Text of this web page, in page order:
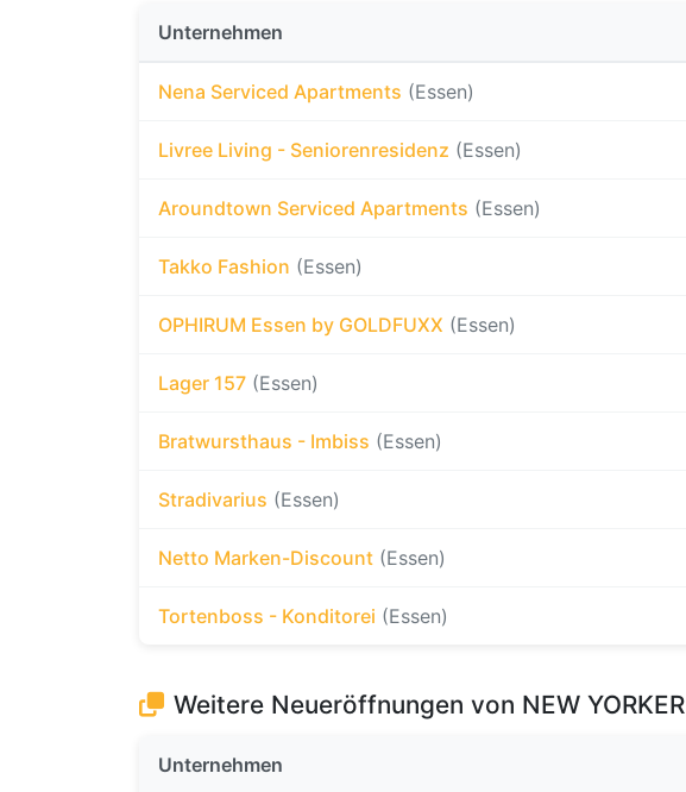
Unternehmen
Nena Serviced Apartments (Essen)
Livree Living - Seniorenresidenz (Essen)
Aroundtown Serviced Apartments (Essen)
Takko Fashion (Essen)
OPHIRUM Essen by GOLDFUXX (Essen)
Lager 157 (Essen)
Bratwursthaus - Imbiss (Essen)
Stradivarius (Essen)
Netto Marken-Discount (Essen)
Tortenboss - Konditorei (Essen)
Weitere Neueröffnungen von NEW YORKER
Unternehmen